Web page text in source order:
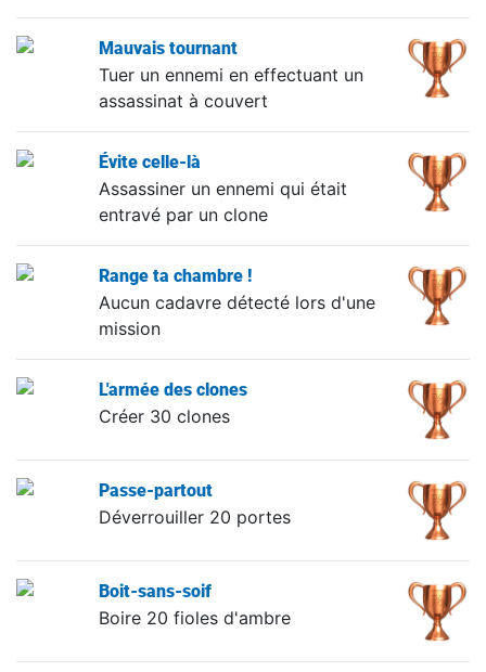
Mauvais tournant
Tuer un ennemi en effectuant un
assassinat à couvert
Évite celle-là
Assassiner un ennemi qui était
entravé par un clone
Range ta chambre !
Aucun cadavre détecté lors d'une
mission
L'armée des clones
Créer 30 clones
Passe-partout
Déverrouiller 20 portes
Boit-sans-soif
Boire 20 fioles d'ambre